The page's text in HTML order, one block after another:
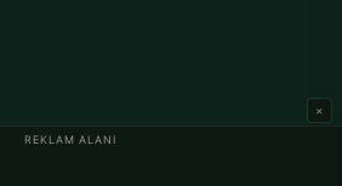
REKLAM ALANI
×